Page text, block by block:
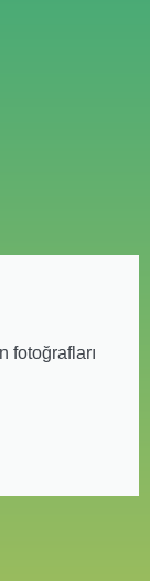
fotoğrafları